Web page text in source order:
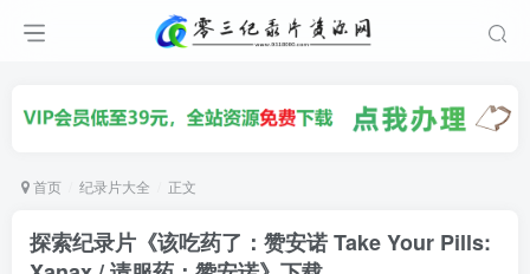
首页 纪录片大全 正文
探索纪录片《该吃药了：赞安诺 Take Your Pills: